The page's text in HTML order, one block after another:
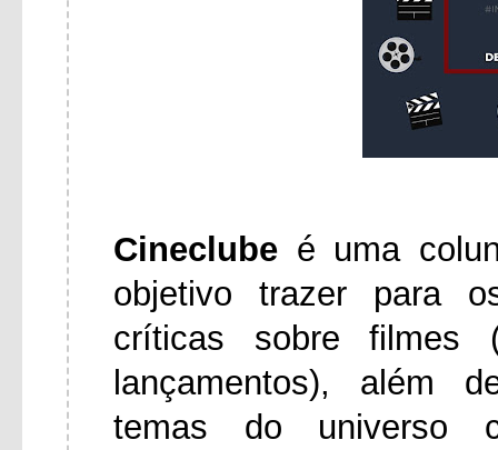
Cineclube é uma
objetivo trazer para
críticas sobre
lançamentos), além
temas do universo